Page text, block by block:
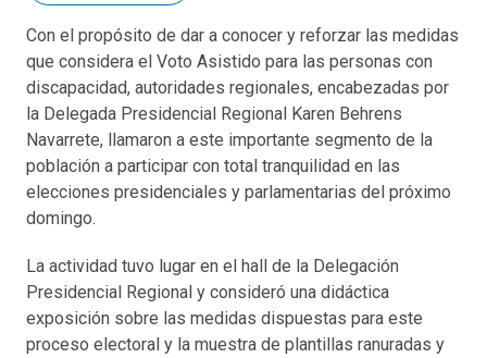
Con el propósito de dar a conocer y reforzar las medidas
que considera el Voto Asistido para las personas con
discapacidad, autoridades regionales, encabezadas por
la Delegada Presidencial Regional Karen Behrens
Navarrete, llamaron a este importante segmento de la
población a participar con total tranquilidad en las
elecciones presidenciales y parlamentarias del próximo
domingo.
La actividad tuvo lugar en el hall de la Delegación
Presidencial Regional y consideró una didáctica
exposición sobre las medidas dispuestas para este
proceso electoral y la muestra de plantillas ranuradas y